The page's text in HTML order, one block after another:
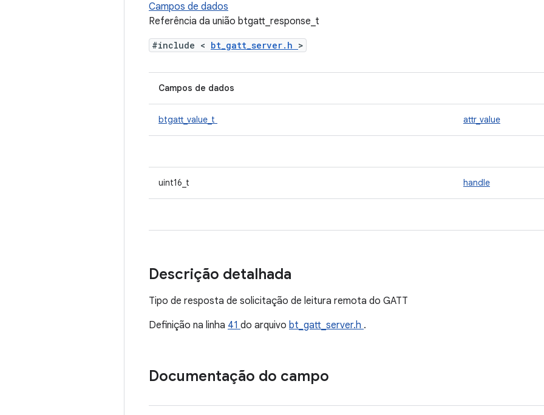
Campos de dados
Referência da união btgatt_response_t
#include < bt_gatt_server.h >
Campos de dados
btgatt_value_t attr_value
uint16_t handle
Descrição detalhada
Tipo de resposta de solicitação de leitura remota do GATT
Definição na linha 41 do arquivo bt_gatt_server.h .
Documentação do campo